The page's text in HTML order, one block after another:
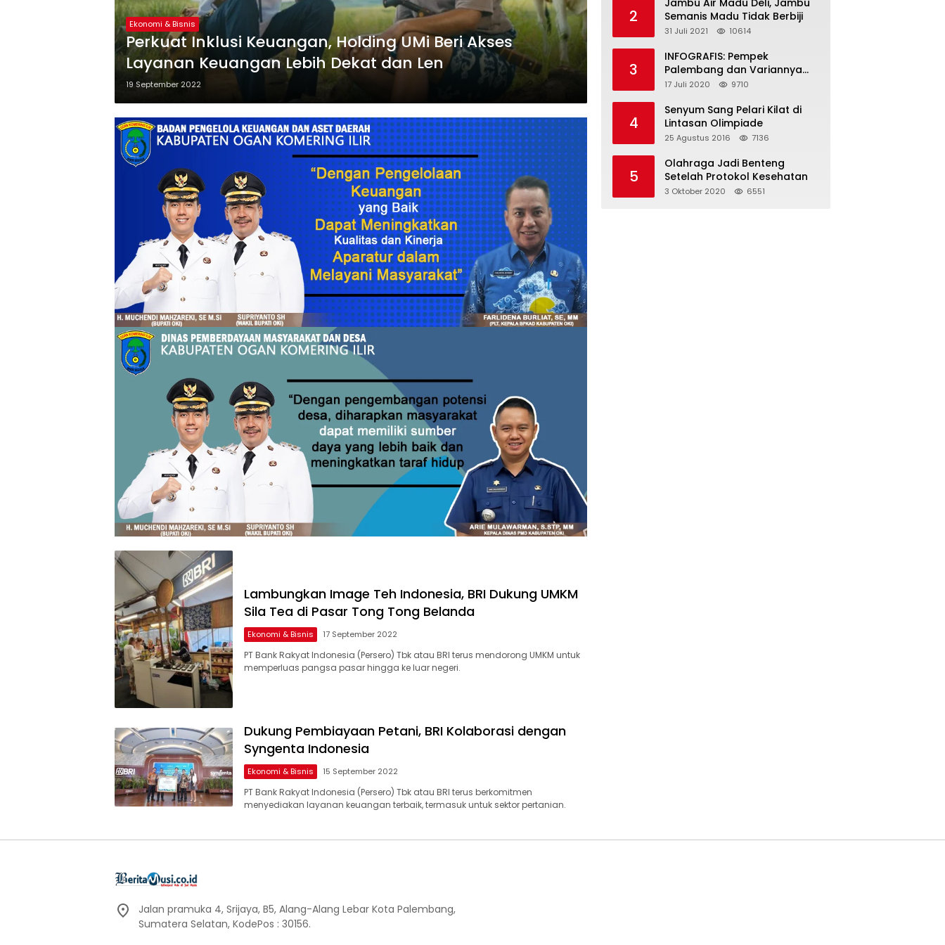
Ekonomi & Bisnis
Perkuat Inklusi Keuangan, Holding UMi Beri Akses
Layanan Keuangan Lebih Dekat dan Len
19 September 2022
Lambungkan Image Teh Indonesia, BRI Dukung UMKM
Sila Tea di Pasar Tong Tong Belanda
Ekonomi & Bisnis 17 September 2022
PT Bank Rakyat Indonesia (Persero) Tbk atau BRI terus mendorong UMKM untuk
memperluas pangsa pasar hingga ke luar negeri.
Dukung Pembiayaan Petani, BRI Kolaborasi dengan
Syngenta Indonesia
Ekonomi & Bisnis 15 September 2022
PT Bank Rakyat Indonesia (Persero) Tbk atau BRI terus berkomitmen
menyediakan layanan keuangan terbaik, termasuk untuk sektor pertanian.
2
Jambu Air Madu Deli, Jambu
Semanis Madu Tidak Berbiji
31 Juli 2021 10614
3
INFOGRAFIS: Pempek
Palembang dan Variannya
yang Melegenda
17 Juli 2020 9710
4
Senyum Sang Pelari Kilat di
Lintasan Olimpiade
25 Agustus 2016 7136
5
Olahraga Jadi Benteng
Setelah Protokol Kesehatan
3 Oktober 2020 6551
Jalan pramuka 4, Srijaya, B5, Alang-Alang Lebar Kota Palembang,
Sumatera Selatan, KodePos : 30156.